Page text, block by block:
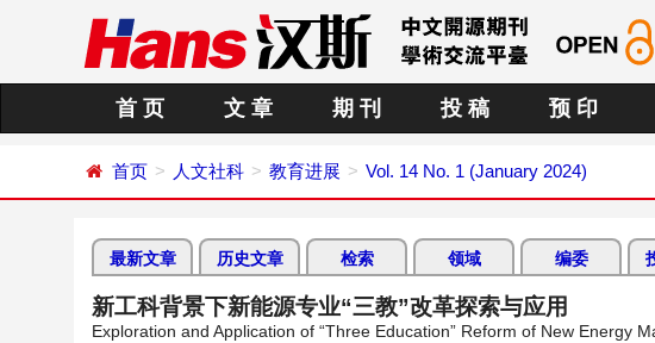
首 页 文 章 期 刊 投 稿 预 印
首页 人文社科 教育进展 Vol. 14 No. 1 (January 2024)
最新文章 历史文章 检索 领域 编委
新工科背景下新能源专业“三教”改革探索与应用
Exploration and Application of “Three Education” Reform of New Energy